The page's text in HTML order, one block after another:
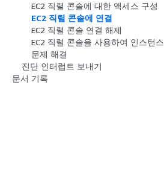
EC2 직렬 콘솔에 대한 액세스 구성
EC2 직렬 콘솔에 연결
EC2 직렬 콘솔 연결 해제
EC2 직렬 콘솔을 사용하여 인스턴스
문제 해결
진단 인터럽트 보내기
문서 기록